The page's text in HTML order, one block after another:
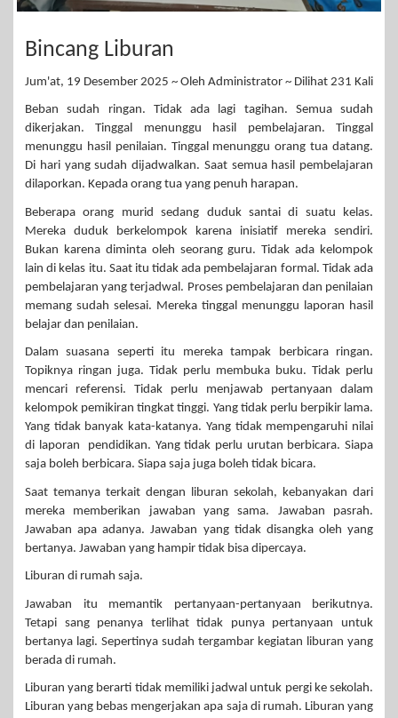
Bincang Liburan
Jum'at, 19 Desember 2025 ~ Oleh Administrator ~ Dilihat 231 Kali
Beban sudah ringan. Tidak ada lagi tagihan. Semua sudah
dikerjakan. Tinggal menunggu hasil pembelajaran. Tinggal
menunggu hasil penilaian. Tinggal menunggu orang tua datang.
Di hari yang sudah dijadwalkan. Saat semua hasil pembelajaran
dilaporkan. Kepada orang tua yang penuh harapan.
Beberapa orang murid sedang duduk santai di suatu kelas.
Mereka duduk berkelompok karena inisiatif mereka sendiri.
Bukan karena diminta oleh seorang guru. Tidak ada kelompok
lain di kelas itu. Saat itu tidak ada pembelajaran formal. Tidak ada
pembelajaran yang terjadwal. Proses pembelajaran dan penilaian
memang sudah selesai. Mereka tinggal menunggu laporan hasil
belajar dan penilaian.
Dalam suasana seperti itu mereka tampak berbicara ringan.
Topiknya ringan juga. Tidak perlu membuka buku. Tidak perlu
mencari referensi. Tidak perlu menjawab pertanyaan dalam
kelompok pemikiran tingkat tinggi. Yang tidak perlu berpikir lama.
Yang tidak banyak kata-katanya. Yang tidak mempengaruhi nilai
di laporan pendidikan. Yang tidak perlu urutan berbicara. Siapa
saja boleh berbicara. Siapa saja juga boleh tidak bicara.
Saat temanya terkait dengan liburan sekolah, kebanyakan dari
mereka memberikan jawaban yang sama. Jawaban pasrah.
Jawaban apa adanya. Jawaban yang tidak disangka oleh yang
bertanya. Jawaban yang hampir tidak bisa dipercaya.
Liburan di rumah saja.
Jawaban itu memantik pertanyaan-pertanyaan berikutnya.
Tetapi sang penanya terlihat tidak punya pertanyaan untuk
bertanya lagi. Sepertinya sudah tergambar kegiatan liburan yang
berada di rumah.
Liburan yang berarti tidak memiliki jadwal untuk pergi ke sekolah.
Liburan yang bebas mengerjakan apa saja di rumah. Liburan yang